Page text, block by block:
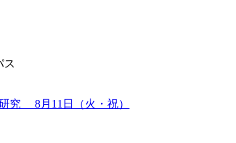
ス
究 8月11日（火・祝）